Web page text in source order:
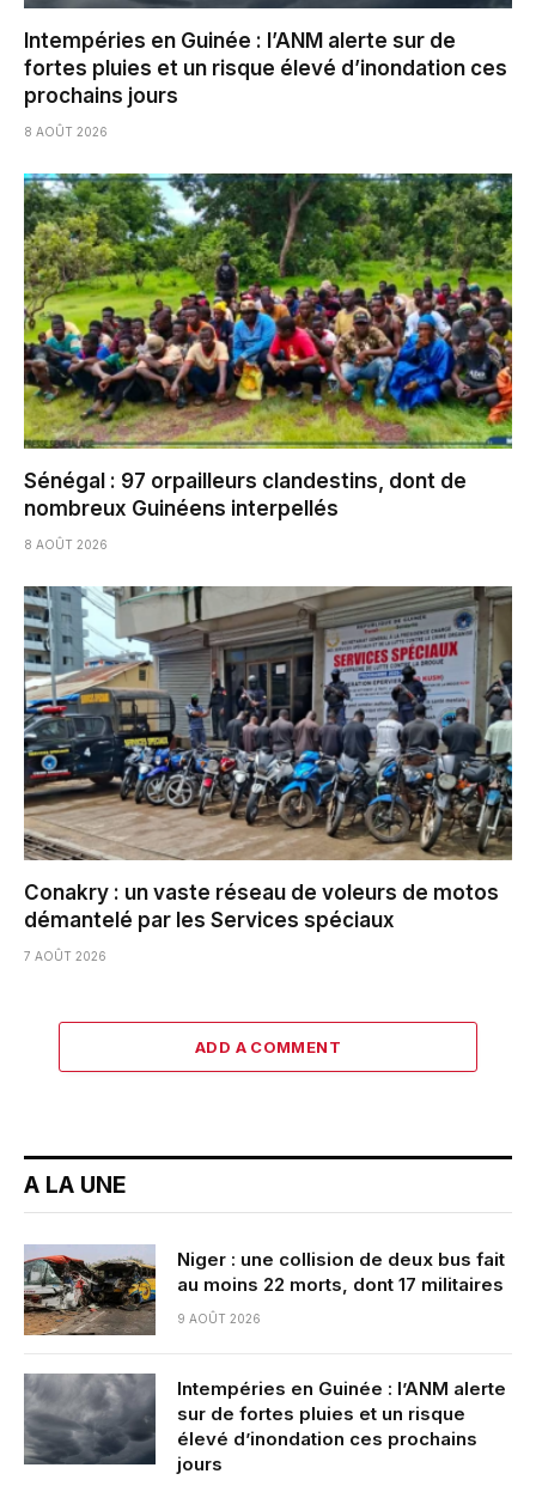
Intempéries en Guinée : l’ANM alerte sur de
fortes pluies et un risque élevé d’inondation ces
prochains jours
8 AOÛT 2026
Sénégal : 97 orpailleurs clandestins, dont de
nombreux Guinéens interpellés
8 AOÛT 2026
Conakry : un vaste réseau de voleurs de motos
démantelé par les Services spéciaux
7 AOÛT 2026
ADD A COMMENT
A LA UNE
Niger : une collision de deux bus fait
au moins 22 morts, dont 17 militaires
9 AOÛT 2026
Intempéries en Guinée : l’ANM alerte
sur de fortes pluies et un risque
élevé d’inondation ces prochains
jours